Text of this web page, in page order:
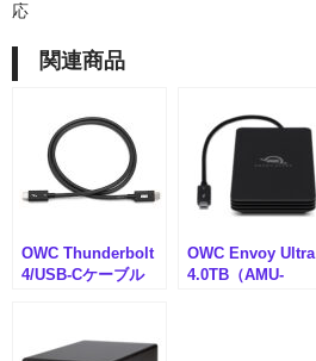
ドッキングステーション
ネットワークアダプタ
パソコン&PCサーバー
ポータブルドライブケース
応
関連商品
OWC Thunderbolt
4/USB-Cケーブル
OWC Envoy Ultra
4.0TB（AMU-